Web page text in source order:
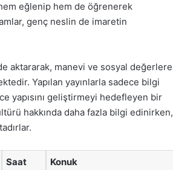
eğlenip hem de öğrenerek
genç neslin de imaretin
aktararak, manevi ve sosyal değerlere
Yapılan yayınlarla sadece bilgi
yapısını geliştirmeyi hedefleyen bir
hakkında daha fazla bilgi edinirken,
Saat Konuk